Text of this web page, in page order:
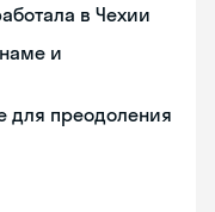
в Чехии
и
для преодоления